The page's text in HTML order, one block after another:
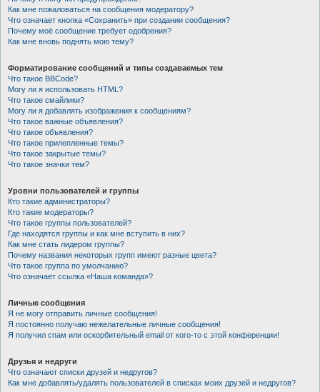
Как мне пожаловаться на сообщения модератору?
Что означает кнопка «Сохранить» при создании сообщения?
Почему моё сообщение требует одобрения?
Как мне вновь поднять мою тему?
Форматирование сообщений и типы создаваемых тем
Что такое BBCode?
Могу ли я использовать HTML?
Что такое смайлики?
Могу ли я добавлять изображения к сообщениям?
Что такое важные объявления?
Что такое объявления?
Что такое прилепленные темы?
Что такое закрытые темы?
Что такое значки тем?
Уровни пользователей и группы
Кто такие администраторы?
Кто такие модераторы?
Что такое группы пользователей?
Где находятся группы и как мне вступить в них?
Как мне стать лидером группы?
Почему названия некоторых групп имеют разные цвета?
Что такое группа по умолчанию?
Что означает ссылка «Наша команда»?
Личные сообщения
Я не могу отправить личные сообщения!
Я постоянно получаю нежелательные личные сообщения!
Я получил спам или оскорбительный email от кого-то с этой конференции!
Друзья и недруги
Что означают списки друзей и недругов?
Как мне добавлять/удалять пользователей в списках моих друзей и недругов?